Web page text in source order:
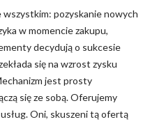
pozyskanie nowych
w momencie zakupu,
decydują o sukcesie
się na wzrost zysku
jest prosty
się ze sobą. Oferujemy
Oni, skuszeni tą ofertą